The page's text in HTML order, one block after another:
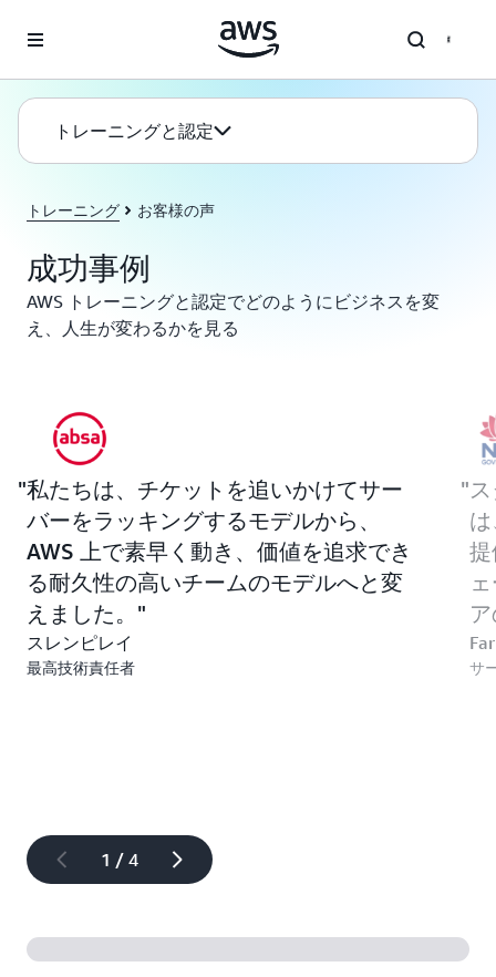
トレーニングと認定
トレーニング お客様の声
成功事例
AWS トレーニングと認定でどのようにビジネスを変
え、人生が変わるかを見る
私たちは、チケットを追いかけてサー
バーをラッキングするモデルから、
AWS 上で素早く動き、価値を追求でき
る耐久性の高いチームのモデルへと変
えました。
スレンピレイ
最高技術責任者 サ
1 / 4